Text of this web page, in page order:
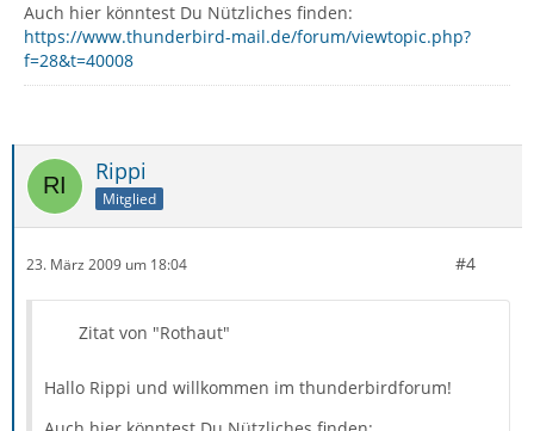
Auch hier könntest Du Nützliches finden:
https://www.thunderbird-mail.de/forum/viewtopic.php?
f=28&t=40008
Rippi
Mitglied
23. März 2009 um 18:04 #4
Zitat von "Rothaut"
Hallo Rippi und willkommen im thunderbirdforum!